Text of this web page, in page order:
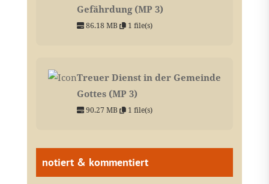
Gefährdung (MP 3)
86.18 MB 1 file(s)
Treuer Dienst in der Gemeinde
Gottes (MP 3)
90.27 MB 1 file(s)
notiert & kommentiert